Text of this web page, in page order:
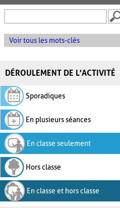
Voir tous les mots-clés
DÉROULEMENT DE L'ACTIVITÉ
Sporadiques
En plusieurs séances
En classe seulement
Hors classe
En classe et hors classe